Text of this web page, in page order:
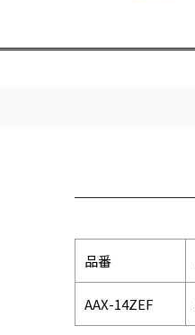
品番
AAX-14ZEF